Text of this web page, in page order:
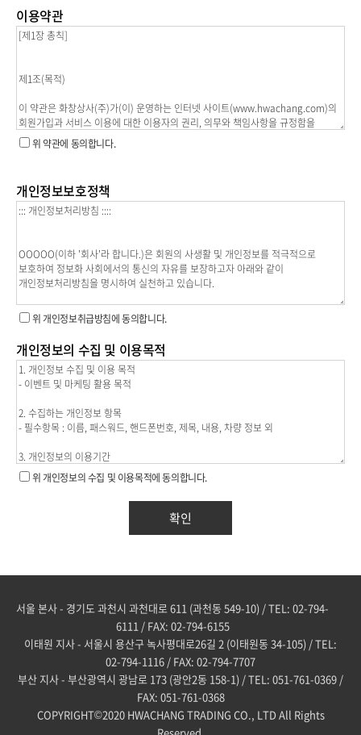
이용약관
위 약관에 동의합니다.
개인정보보호정책
위 개인정보취급방침에 동의합니다.
개인정보의 수집 및 이용목적
위 개인정보의 수집 및 이용목적에 동의합니다.
서울 본사 - 경기도 과천시 과천대로 611 (과천동 549-10) / TEL: 02-794-
6111 / FAX: 02-794-6155
이태원 지사 - 서울시 용산구 녹사평대로26길 2 (이태원동 34-105) / TEL:
02-794-1116 / FAX: 02-794-7707
부산 지사 - 부산광역시 광남로 173 (광안2동 158-1) / TEL: 051-761-0369 /
FAX: 051-761-0368
COPYRIGHT©2020 HWACHANG TRADING CO., LTD All Rights